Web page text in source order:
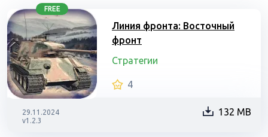
FREE
Линия фронта: Восточный
фронт
Стратегии
4
29.11.2024
v1.2.3
132 MB